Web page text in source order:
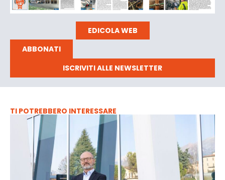
EDICOLA WEB
ABBONATI
ISCRIVITI ALLE NEWSLETTER
TI POTREBBERO INTERESSARE